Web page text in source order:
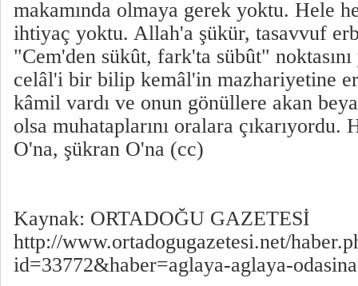
makamında olmaya gerek yoktu. Hele
ihtiyaç yoktu. Allah'a şükür, tasavvuf
"Cem'den sükût, fark'ta sübût"
celâl'i bir bilip kemâl'in mazhariyetine
kâmil vardı ve onun gönüllere akan
olsa muhataplarını oralara çıkarıyordu.
O'na, şükran O'na (cc)
Kaynak: ORTADOĞU GAZETESİ
http://www.ortadogugazetesi.net/
id=33772&haber=aglaya-aglaya-